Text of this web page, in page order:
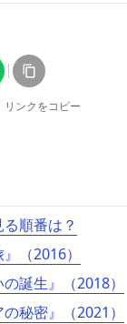
リンクをコピー
順番は？
（2016）
誕生』（2018）
秘密』（2021）